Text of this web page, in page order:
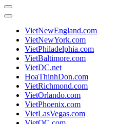
VietNewEngland.com
VietNewYork.com
VietPhiladelphia.com
VietBaltimore.com
VietDC.net
HoaThinhDon.com
VietRichmond.com
VietOrlando.com
VietPhoenix.com
VietLasVegas.com